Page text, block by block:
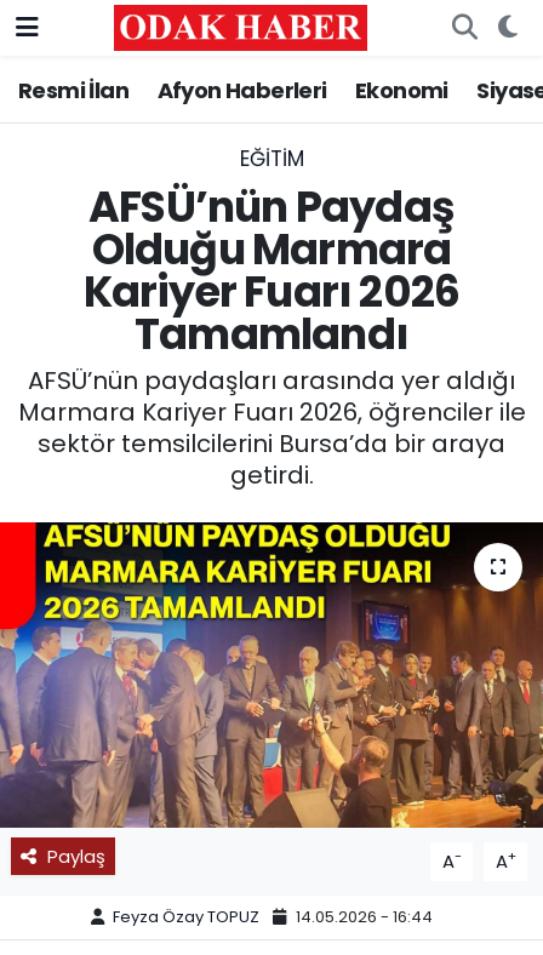
Resmi İlan Afyon Haberleri Ekonomi
EĞITIM
AFSÜ’nün Paydaş
Olduğu Marmara
Kariyer Fuarı 2026
Tamamlandı
AFSÜ’nün paydaşları arasında yer aldığı
Marmara Kariyer Fuarı 2026, öğrenciler ile
sektör temsilcilerini Bursa’da bir araya
getirdi.
Paylaş A- A+
Feyza Özay TOPUZ 14.05.2026 - 16:44
AFYONKARAHİSAR HABERLERİ
ASAYİŞ
GÜNCEL
EĞİTİM
SAĞLIK
SPOR
11:11 MANŞET
Nöbetçi Eczaneler
Trafik Durumu
Süper Lig Puan Durumu ve Fikstür
Tüm Manşetler
Son Dakika Haberleri